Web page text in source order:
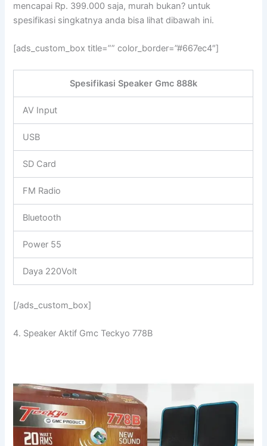
mencapai Rp. 399.000 saja, murah bukan? untuk
spesifikasi singkatnya anda bisa lihat dibawah ini.
[ads_custom_box title=”” color_border=”#667ec4″]
Spesifikasi Speaker Gmc 888k
AV Input
USB
SD Card
FM Radio
Bluetooth
Power 55
Daya 220Volt
[/ads_custom_box]
4. Speaker Aktif Gmc Teckyo 778B